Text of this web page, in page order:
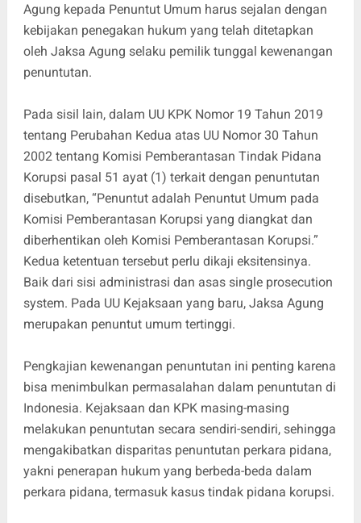
Agung kepada Penuntut Umum harus sejalan dengan
kebijakan penegakan hukum yang telah ditetapkan
oleh Jaksa Agung selaku pemilik tunggal kewenangan
penuntutan.
Pada sisil lain, dalam UU KPK Nomor 19 Tahun 2019
tentang Perubahan Kedua atas UU Nomor 30 Tahun
2002 tentang Komisi Pemberantasan Tindak Pidana
Korupsi pasal 51 ayat (1) terkait dengan penuntutan
disebutkan, “Penuntut adalah Penuntut Umum pada
Komisi Pemberantasan Korupsi yang diangkat dan
diberhentikan oleh Komisi Pemberantasan Korupsi.”
Kedua ketentuan tersebut perlu dikaji eksitensinya.
Baik dari sisi administrasi dan asas single prosecution
system. Pada UU Kejaksaan yang baru, Jaksa Agung
merupakan penuntut umum tertinggi.
Pengkajian kewenangan penuntutan ini penting karena
bisa menimbulkan permasalahan dalam penuntutan di
Indonesia. Kejaksaan dan KPK masing-masing
melakukan penuntutan secara sendiri-sendiri, sehingga
mengakibatkan disparitas penuntutan perkara pidana,
yakni penerapan hukum yang berbeda-beda dalam
perkara pidana, termasuk kasus tindak pidana korupsi.